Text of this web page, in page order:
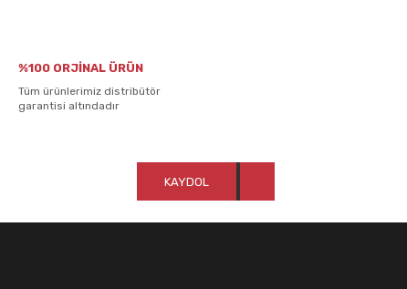
%100 ORJİNAL ÜRÜN
Tüm ürünlerimiz distribütör
garantisi altındadır
KAYDOL